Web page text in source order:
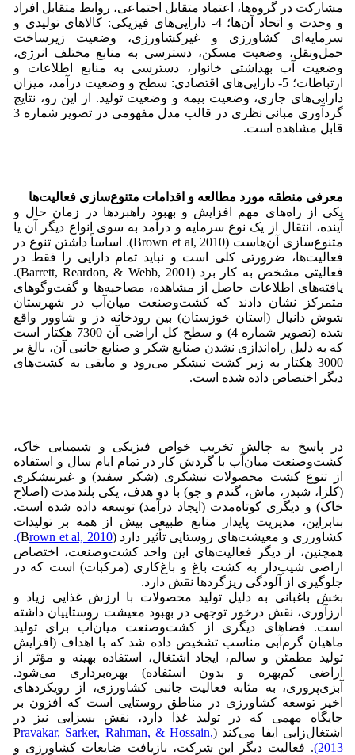
مشارکت در گروه‌ها، اعتماد متقابل اجتماعی، روابط متقابل افراد
و وحدت و اتحاد آن‌ها؛ 4- دارایی‌های فیزیکی: کالاهای تولیدی و
سرمایه‌ای کشاورزی و غیرکشاورزی، وضعیت زیرساخت
حمل‌ونقل، وضعیت مسکن، دسترسی به منابع مختلف انرژی،
وضعیت آب بهداشتی خانوار، دسترسی به منابع اطلاعات و
ارتباطات؛ 5- دارایی‌های اقتصادی: سطح و وضعیت درآمد، میزان
دارایی‌های جاری، وضعیت بیمه و وضعیت تولید. از این رو، نتایج
گردآوری مبانی نظری در قالب مدل مفهومی در تصویر شماره 3
قابل مشاهده است.
معرفی منطقه مورد مطالعه و اقدامات متنوع‌سازی فعالیت‌ها
یکی از راه‌های مهم افزایش و بهبود راهبردها در زمان حال و
آینده، انتقال از یک نوع سرمایه و درآمد به سوی انواع دیگر آن یا
متنوع‌سازی آن‌هاست (Brown et al, 2010). اساساً داشتن تنوع در
فعالیت‌ها، ضرورتی کلی است و نباید تمام دارایی را فقط در
فعالیتی مشخص به کار برد (Barrett, Reardon, & Webb, 2001).
یافته‌های اطلاعات حاصل از مشاهده، مصاحبه‌ها و گفت‌و‌گوهای
متمرکز نشان دادند که کشت‌وصنعت میان‌آب در شهرستان
شوش دانیال (استان خوزستان) بین رودخانه دز و شاوور واقع
شده (تصویر شماره 4) و سطح کل اراضی آن 7300 هکتار است
که به دلیل راه‌اندازی نشدن صنایع شکر و صنایع جانبی آن، بالغ بر
3000 هکتار به زیر کشت نیشکر می‌رود و مابقی به کشت‌های
دیگر اختصاص داده شده است.
در پاسخ به چالش تخریب خواص فیزیکی و شیمیایی خاک،
کشت‌وصنعت میان‌آب با گردش کار در تمام ایام سال و استفاده
از تنوع کشت محصولات نیشکری (شکر سفید) و غیرنیشکری
(کلزا، شبدر، ماش، گندم و جو) با دو هدف، یکی بلندمدت (اصلاح
خاک) و دیگری کوتاه‌مدت (ایجاد درآمد) توسعه داده شده است.
بنابراین، مدیریت پایدار منابع طبیعی بیش از همه بر تولیدات
کشاورزی و معیشت‌های روستایی تأثیر دارد (Brown et al, 2010)
.
همچنین، از دیگر فعالیت‌های این واحد کشت‌وصنعت، اختصاص
اراضی شیب‌دار به کشت باغ و باغ‌کاری (مرکبات) است که در
جلوگیری از آلودگی ریزگردها نقش دارد.
بخش باغبانی به دلیل تولید محصولات با ارزش غذایی زیاد و
ارزآوری، نقش درخور توجهی در بهبود معیشت روستاییان داشته
‌است. فضاهای دیگری از کشت‌وصنعت میان‌آب برای تولید
ماهیان گرم‌آبی مناسب تشخیص داده شد که با اهداف (افزایش
تولید مطمئن و سالم، ایجاد اشتغال، استفاده بهینه و مؤثر از
اراضی کم‌بهره و بدون استفاده) بهره‌برداری می‌شود.
آبزی‌پروری، به مثابه فعالیت جانبی کشاورزی، از رویکردهای
اخیر توسعه کشاورزی در مناطق روستایی است که افزون بر
جایگاه مهمی که در تولید غذا دارد، نقش ‌بسزایی نیز در
اشتغال‌زایی ایفا می‌کند (Pravakar, Sarker, Rahman, & Hossain,
2013) . فعالیت دیگر این شرکت، بازیافت ضایعات کشاورزی و